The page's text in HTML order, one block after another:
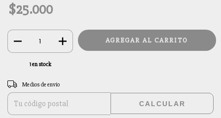
$25.000
1en stock
Entregas para el CP:
Medios de envío
CALCULAR